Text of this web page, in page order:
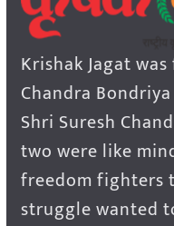
Krishak Jagat
Chandra
Shri Suresh
two were like
freedom fighters
struggle wanted